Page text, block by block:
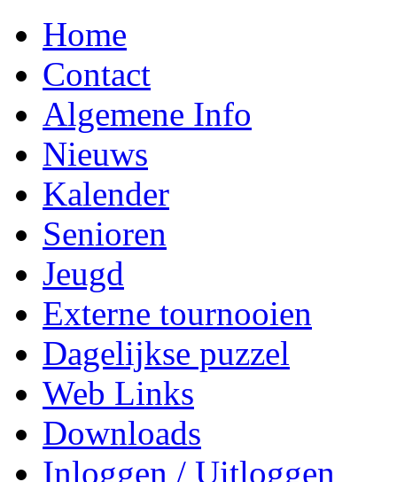
Home
Contact
Algemene Info
Nieuws
Kalender
Senioren
Jeugd
Externe tournooien
Dagelijkse puzzel
Web Links
Downloads
Inloggen / Uitloggen